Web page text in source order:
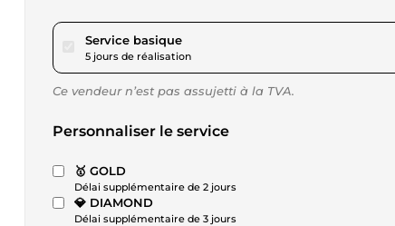
Service basiquepour 92,19 $US
5 jours de réalisation
Ce vendeur n’est pas assujetti à la TVA.
Personnaliser le service
🥇 GOLD
Délai supplémentaire de 2 jours
💎 DIAMOND
Délai supplémentaire de 3 jours